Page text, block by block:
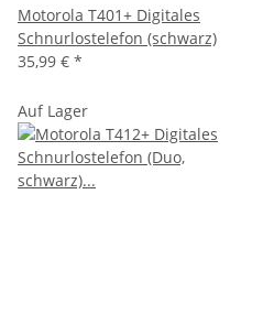
Motorola T401+ Digitales
Schnurlostelefon (schwarz)
35,99 € *
Auf Lager